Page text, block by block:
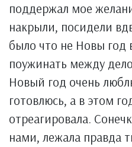
поддержал мое
накрыли, посидели
было что не Новы год
поужинать между
Новый год очень
готовлюсь, а в этом
отреагировала.
нами, лежала правда